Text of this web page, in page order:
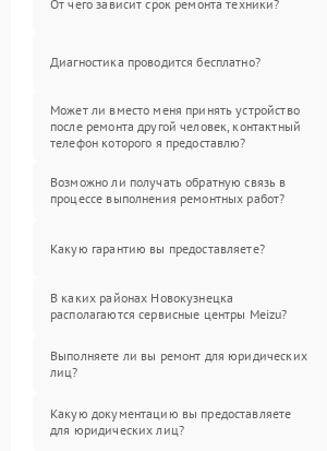
От чего зависит срок ремонта техники?
Диагностика проводится бесплатно?
Может ли вместо меня принять устройство
после ремонта другой человек, контактный
телефон которого я предоставлю?
Возможно ли получать обратную связь в
процессе выполнения ремонтных работ?
Какую гарантию вы предоставляете?
В каких районах Новокузнецка
располагаются сервисные центры Meizu?
Выполняете ли вы ремонт для юридических
лиц?
Какую документацию вы предоставляете
для юридических лиц?